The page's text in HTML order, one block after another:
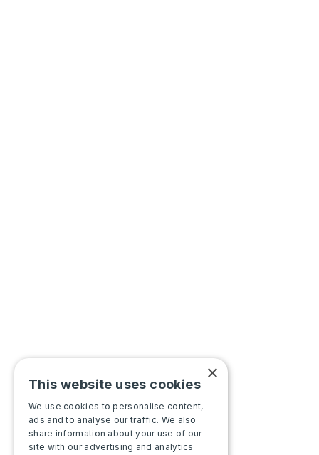
×
This website uses cookies
We use cookies to personalise content,
ads and to analyse our traffic. We also
share information about your use of our
site with our advertising and analytics